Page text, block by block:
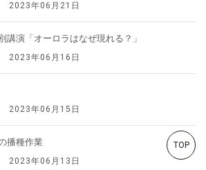
2023年06月21日
講演「オーロラはなぜ現れる？」
2023年06月16日
2023年06月15日
播種作業
2023年06月13日
TOP